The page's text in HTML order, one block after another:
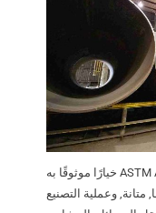
تعتبر الأنابيب الفولاذية ASTM A53 LSAW خيارًا موثوقًا به
متانة, وعملية التصنيع